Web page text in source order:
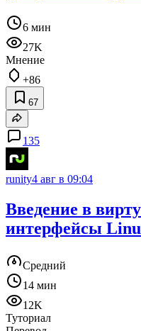
6 мин
27K
Мнение
+86
67
135
runity4 авг в 09:04
Введение в
интерфейсы
Средний
14 мин
12K
Туториал